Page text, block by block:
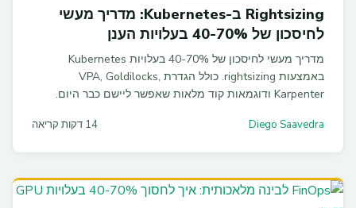
Rightsizing ב-Kubernetes: מדריך מעשי
לחיסכון של 40-70% בעלויות הענן
מדריך מעשי לחיסכון של 40-70% בעלויות Kubernetes
באמצעות rightsizing. כולל הגדרת VPA, Goldilocks,
Karpenter ודוגמאות קוד מלאות שאפשר ליישם כבר היום.
Diego Saavedra 14 דקות קריאה